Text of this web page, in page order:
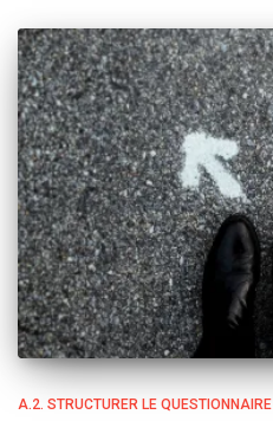
A.2. STRUCTURER LE QUESTIONNAIRE